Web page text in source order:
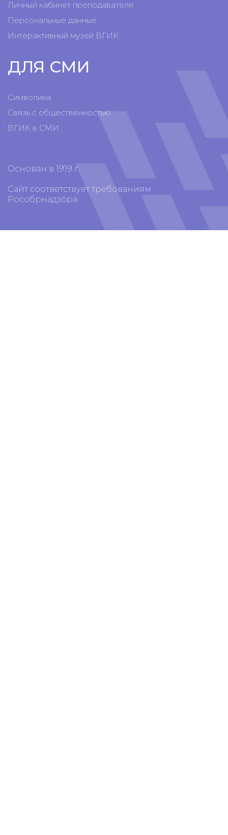
Личный кабинет преподавателя
Персональные данные
Интерактивный музей ВГИК
ДЛЯ СМИ
Символика
Связь с общественностью
ВГИК в СМИ
Основан в 1919 г.
Сайт соответствует требованиям
Рособрнадзора